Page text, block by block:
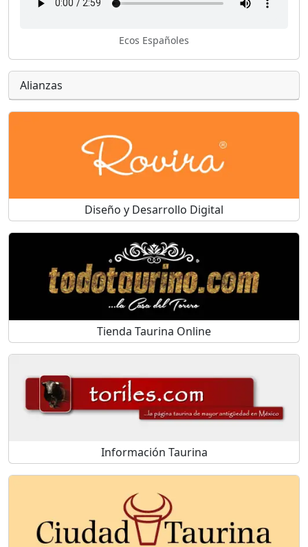
Ecos Españoles
Alianzas
Diseño y Desarrollo Digital
Tienda Taurina Online
Información Taurina